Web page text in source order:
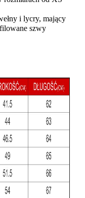
i lycry, mający
szwy